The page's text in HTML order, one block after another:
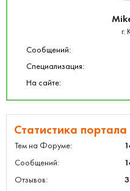
г.
Сообщений:
Специализация:
На сайте:
Статистика портала
Тем на Форуме:
Сообщений:
Отзывов: